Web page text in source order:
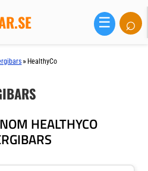
☰ ⌕
» HealthyCo
HEALTHYCO